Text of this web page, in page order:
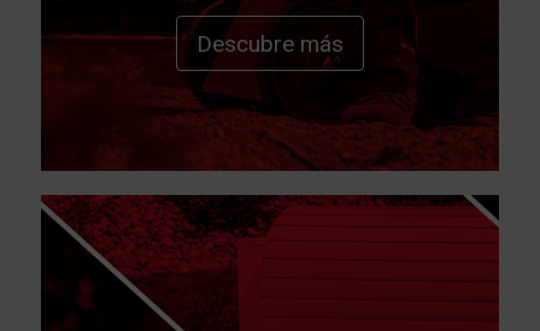
Descubre más